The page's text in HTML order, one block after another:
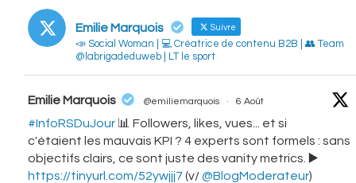
Emilie Marquois Suivre
📣 Social Woman | 💻 Créatrice de contenu B2B | 👥 Team
@labrigadeduweb | LT le sport
Emilie Marquois @emiliemarquois · 6 Août
#InfoRSDuJour 📊 Followers, likes, vues... et si
c'étaient les mauvais KPI ? 4 experts sont formels : sans
objectifs clairs, ce sont juste des vanity metrics. ▶️
https://tinyurl.com/52ywjjj7 (v/@BlogModerateur)